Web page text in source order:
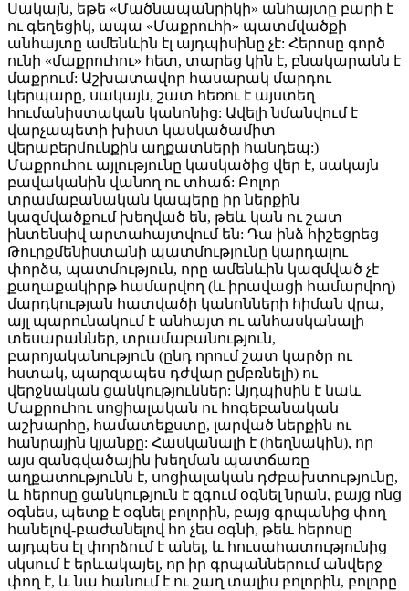
Սակայն, եթե «Մածնապանրիկի» անհայտը բարի է
ու գեղեցիկ, ապա «Մաքրուհի» պատմվածքի
անհայտը ամենևին էլ այդպիսինը չէ: Հերոսը գործ
ունի «մաքրուհու» հետ, տարեց կին է, բնակարանն է
մաքրում: Աշխատավոր հասարակ մարդու
կերպարը, սակայն, շատ հեռու է այստեղ
հումանիստական կանոնից: Ավելի նմանվում է
վարչապետի խիստ կասկածամիտ
վերաբերմունքին աղքատների հանդեպ:)
Մաքրուհու այլությունը կասկածից վեր է, սակայն
բավականին վանող ու տհաճ: Բոլոր
տրամաբանական կապերը իր ներքին
կազմվածքում խեղված են, թեև կան ու շատ
ինտենսիվ արտահայտվում են: Դա ինձ հիշեցրեց
Թուրքմենիստանի պատմությունը կարդալու
փորձս, պատմություն, որը ամենևին կազմված չէ
քաղաքակիրթ համարվող (և իրավացի համարվող)
մարդկության հատվածի կանոնների հիման վրա,
այլ պարունակում է անհայտ ու անհասկանալի
տեսարաններ, տրամաբանություն,
բարոյականություն (ընդ որում շատ կարծր ու
հստակ, պարզապես դժվար ըմբռնելի) ու
վերջնական ցանկություններ: Այդպիսին է նաև
Մաքրուհու սոցիալական ու հոգեբանական
աշխարհը, համատեքստը, լարված ներքին ու
հանրային կյանքը: Հասկանալի է (հեղնակին), որ
այս զանգվածային խեղման պատճառը
աղքատությունն է, սոցիալական դժբախտությունը,
և հերոսը ցանկություն է զգում օգնել նրան, բայց ոնց
օգնես, պետք է օգնել բոլորին, բայց գրպանից փող
հանելով-բաժանելով հո չես օգնի, թեև հերոսը
այդպես էլ փորձում է անել, և հուսահատությունից
սկսում է երևակայել, որ իր գրպաններում անվերջ
փող է, և նա հանում է ու շաղ տալիս բոլորին, բոլորը